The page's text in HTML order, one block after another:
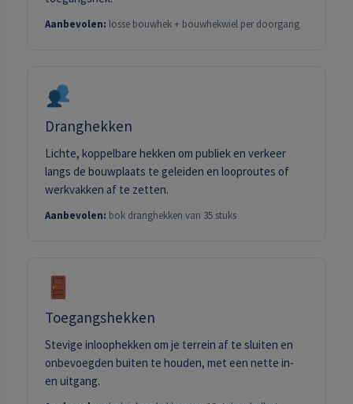
Aanbevolen: losse bouwhek + bouwhekwiel per doorgang
Dranghekken
Lichte, koppelbare hekken om publiek en verkeer
langs de bouwplaats te geleiden en looproutes of
werkvakken af te zetten.
Aanbevolen: bok dranghekken van 35 stuks
Toegangshekken
Stevige inloophekken om je terrein af te sluiten en
onbevoegden buiten te houden, met een nette in-
en uitgang.